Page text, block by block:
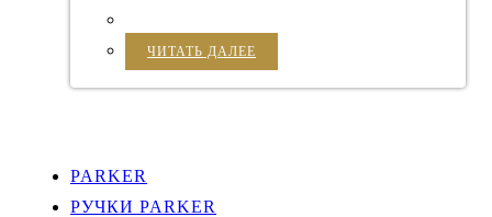
ЧИТАТЬ ДАЛЕЕ
PARKER
РУЧКИ PARKER